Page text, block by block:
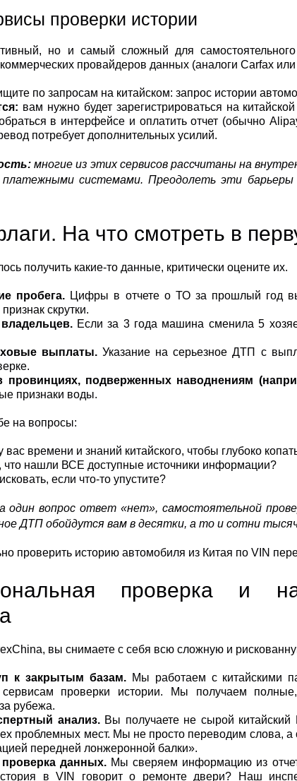
проверки истории
но и самый сложный для самостоятельного
провайдеров данных (аналоги Carfax
по запросам на китайском: запрос истории
вам нужно будет зарегистрироваться на
в интерфейсе и оплатить отчет (обычно
потребует дополнительных усилий.
многие из этих сервисов рассчитаны на
системами. Преодолеть эти барьеры
На что смотреть в
получить какие-то данные, критически оцените их.
пробега. Цифры в отчете о ТО за прошлый год
скрутки.
Если за 3 года машина сменила 5
выплаты. Указание на серьезное ДТП с
провинциях, подверженных наводнениям
признаки воды.
на вопросы:
вас времени и знаний китайского, чтобы глубоко
нашли ВСЕ доступные источники информации?
если что-то упустите?
один вопрос ответ «нет», самостоятельной
ДТП обойдутся вам в десятки, а то и сотни тысяч
проверка и
вы снимаете с себя всю сложную и
к закрытым базам.Мы работаем с китайскими
сервисам проверки истории. Мы получаем
рубежа.
анализ. Вы получаете не сырой
проблемных мест. Мы не просто переводим слова, а
передней лонжеронной балки».
проверка данных. Мы сверяем информацию из
в VIN говорит о ремонте двери? Наш